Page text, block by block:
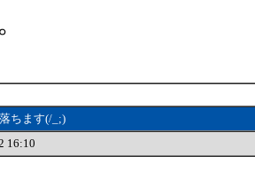
ちます(/_;)
16:10